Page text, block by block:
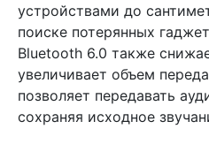
устройствами до
поиске потерянных
Bluetooth 6.0 также
увеличивает объем
позволяет передавать
сохраняя исходное